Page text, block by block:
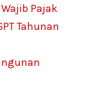
Pajak
Tahunan